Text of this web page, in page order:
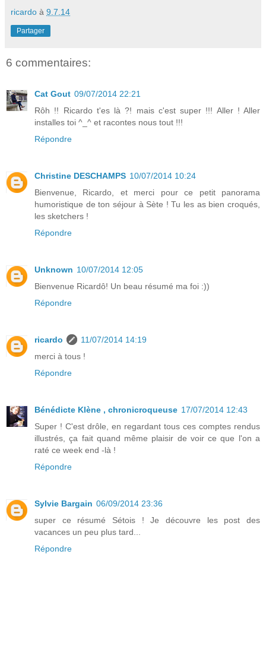
ricardo à 9.7.14
Partager
6 commentaires:
Cat Gout 09/07/2014 22:21
Rôh !! Ricardo t'es là ?! mais c'est super !!! Aller ! Aller
installes toi ^_^ et racontes nous tout !!!
Répondre
Christine DESCHAMPS 10/07/2014 10:24
Bienvenue, Ricardo, et merci pour ce petit panorama
humoristique de ton séjour à Sète ! Tu les as bien croqués,
les sketchers !
Répondre
Unknown 10/07/2014 12:05
Bienvenue Ricardô! Un beau résumé ma foi :))
Répondre
ricardo
11/07/2014 14:19
merci à tous !
Répondre
Bénédicte Klène , chronicroqueuse 17/07/2014 12:43
Super ! C'est drôle, en regardant tous ces comptes rendus
illustrés, ça fait quand même plaisir de voir ce que l'on a
raté ce week end -là !
Répondre
Sylvie Bargain 06/09/2014 23:36
super ce résumé Sétois ! Je découvre les post des
vacances un peu plus tard...
Répondre